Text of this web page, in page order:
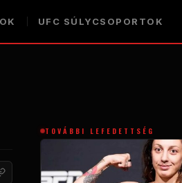
UFC SÚLYCSOPORTOK
TOVÁBBI LEFEDETTSÉG